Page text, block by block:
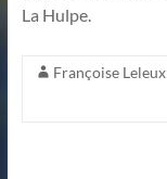
La Hulpe.
Françoise Leleux